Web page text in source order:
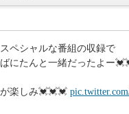
ペシャルな番組の収録で
にたんと一緒だったよー
楽しみ💓💓💓